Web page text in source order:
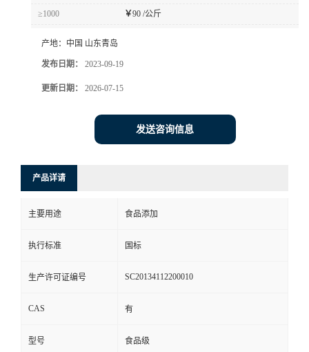
≥1000 ￥90 /公斤
产地： 中国 山东青岛
发布日期： 2023-09-19
更新日期： 2026-07-15
发送咨询信息
产品详请
主要用途 食品添加
执行标准 国标
生产许可证编号 SC20134112200010
CAS 有
型号 食品级